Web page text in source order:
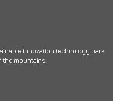
innovation technology park
the mountains.